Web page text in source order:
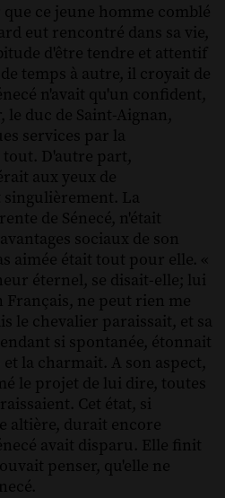
ce jeune homme comblé
eut rencontré dans sa vie,
d'être tendre et attentif
temps à autre, il croyait de
n'avait qu'un confident,
le duc de Saint-Aignan,
services par la
tout. D'autre part,
aux yeux de
singulièrement. La
de Sénecé, n'était
sociaux de son
aimée était tout pour elle. «
éternel, se disait-elle; lui
ne peut rien me
le chevalier paraissait, et sa
si spontanée, étonnait
et la charmait. A son aspect,
le projet de lui dire, toutes
Cet état, si
altière, durait encore
avait disparu. Elle finit
penser, qu'elle ne